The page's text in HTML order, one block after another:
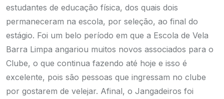
estudantes de educação física, dos quais dois
permaneceram na escola, por seleção, ao final do
estágio. Foi um belo período em que a Escola de Vela
Barra Limpa angariou muitos novos associados para o
Clube, o que continua fazendo até hoje e isso é
excelente, pois são pessoas que ingressam no clube
por gostarem de velejar. Afinal, o Jangadeiros foi